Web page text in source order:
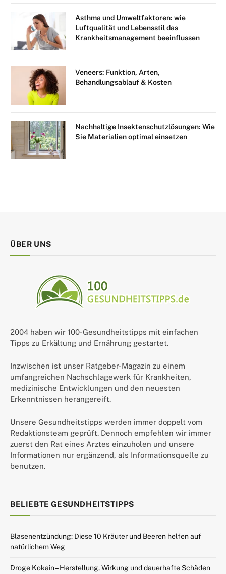
Asthma und Umweltfaktoren: wie
Luftqualität und Lebensstil das
Krankheitsmanagement beeinflussen
Veneers: Funktion, Arten,
Behandlungsablauf & Kosten
Nachhaltige Insektenschutzlösungen: Wie
Sie Materialien optimal einsetzen
ÜBER UNS
2004 haben wir 100-Gesundheitstipps mit einfachen
Tipps zu Erkältung und Ernährung gestartet.
Inzwischen ist unser Ratgeber-Magazin zu einem
umfangreichen Nachschlagewerk für Krankheiten,
medizinische Entwicklungen und den neuesten
Erkenntnissen herangereift.
Unsere Gesundheitstipps werden immer doppelt vom
Redaktionsteam geprüft. Dennoch empfehlen wir immer
zuerst den Rat eines Arztes einzuholen und unsere
Informationen nur ergänzend, als Informationsquelle zu
benutzen.
BELIEBTE GESUNDHEITSTIPPS
Blasenentzündung: Diese 10 Kräuter und Beeren helfen auf
natürlichem Weg
Droge Kokain – Herstellung, Wirkung und dauerhafte Schäden